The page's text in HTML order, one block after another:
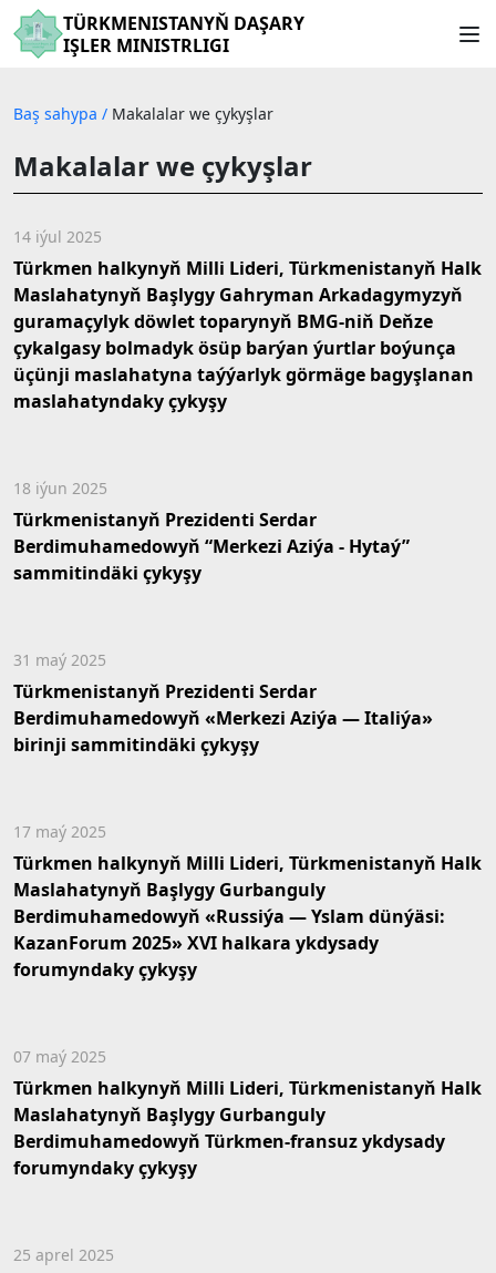
TÜRKMENISTANYŇ DAŞARY
IŞLER MINISTRLIGI
Baş sahypa / Makalalar we çykyşlar
Makalalar we çykyşlar
14 iýul 2025
Türkmen halkynyň Milli Lideri, Türkmenistanyň Halk
Maslahatynyň Başlygy Gahryman Arkadagymyzyň
guramaçylyk döwlet toparynyň BMG-niň Deňze
çykalgasy bolmadyk ösüp barýan ýurtlar boýunça
üçünji maslahatyna taýýarlyk görmäge bagyşlanan
maslahatyndaky çykyşy
18 iýun 2025
Türkmenistanyň Prezidenti Serdar
Berdimuhamedowyň “Merkezi Aziýa - Hytaý”
sammitindäki çykyşy
31 maý 2025
Türkmenistanyň Prezidenti Serdar
Berdimuhamedowyň «Merkezi Aziýa — Italiýa»
birinji sammitindäki çykyşy
17 maý 2025
Türkmen halkynyň Milli Lideri, Türkmenistanyň Halk
Maslahatynyň Başlygy Gurbanguly
Berdimuhamedowyň «Russiýa — Yslam dünýäsi:
KazanForum 2025» XVI halkara ykdysady
forumyndaky çykyşy
07 maý 2025
Türkmen halkynyň Milli Lideri, Türkmenistanyň Halk
Maslahatynyň Başlygy Gurbanguly
Berdimuhamedowyň Türkmen-fransuz ykdysady
forumyndaky çykyşy
25 aprel 2025